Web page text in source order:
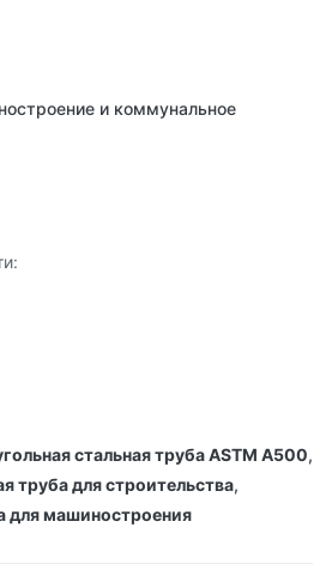
и коммунальное
стальная труба ASTM A500,
труба для строительства,
для машиностроения